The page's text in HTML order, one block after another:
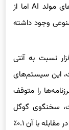
پرداخته‌اند. بنابراین، باید چیزی متمرکز بر LLMهای مولد AI اما از
وجود داشته
نسبت به آنتی
این سیستم‌های
۹۹/۹ درصد از هرزنامه‌ها را متوقف
سخنگوی گوگل
می‌گوید که در Google Workspace، برای نوآوری در مقابله با آن ۰.۱٪